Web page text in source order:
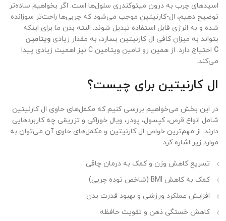
اسیدهای چرب به درون میتوکندری سلول‌ها است. اگر بخواهیم ساده‌تر
توضیح دهیم، ال-کارنیتین موجب می‌شود که چربی‌ها راحت‌تر سوزانده
شده و به انرژی قابل استفاده تبدیل شوند. البته بدن ما برای اینکه
بتواند به میزان کافی ال کارنیتین بسازد، به مقدار زیادی ویتامین
C
احتیاج دارد. از همین رو تامین ویتامین C نیز اهمیت زیادی پیدا
می‌کند.
ال کارنیتین برای چیست؟
در این بخش می‌خواهیم بررسی کنیم که مکمل‌های حاوی ال کارنیتین
شامل انواع قرص، کپسول، پودر، ویال خوراکی و تزریقی چه کاربردهایی
دارند. از مهم‌ترین خواص ال کارنیتین و مکمل‌های حاوی آن می‌توان به
موارد زیر اشاره کرد:
تسریع کاهش وزن و کمک به درمان چاقی
کمک به کاهش BMI (شاخص توده چربی)
افزایش عملکرد ورزشی و بهبود قدرت بدن
کاهش خستگی ذهن و تقویت حافظه